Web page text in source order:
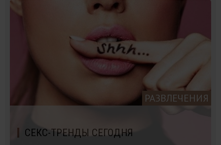
РАЗВЛЕЧЕНИЯ
СЕКС-ТРЕНДЫ СЕГОДНЯ